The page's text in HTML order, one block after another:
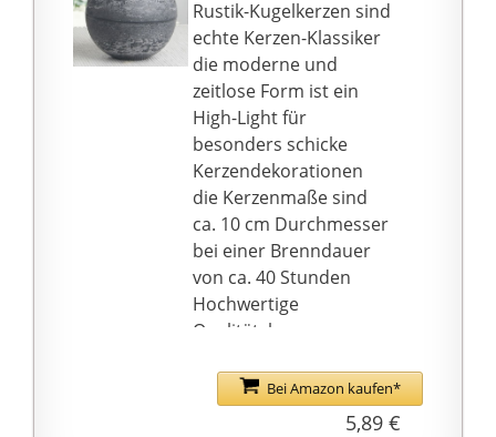
Rustik-Kugelkerzen sind
echte Kerzen-Klassiker
die moderne und
zeitlose Form ist ein
High-Light für
besonders schicke
Kerzendekorationen
die Kerzenmaße sind
ca. 10 cm Durchmesser
bei einer Brenndauer
von ca. 40 Stunden
Hochwertige
Qualitätskerzen aus
Produktion mit
hervorragendem
Bei Amazon kaufen*
5,89 €